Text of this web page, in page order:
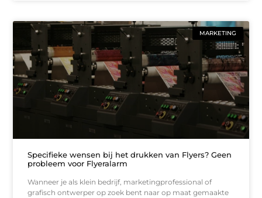
MARKETING
Specifieke wensen bij het drukken van Flyers? Geen
probleem voor Flyeralarm
Wanneer je als klein bedrijf, marketingprofessional of
grafisch ontwerper op zoek bent naar op maat gemaakte